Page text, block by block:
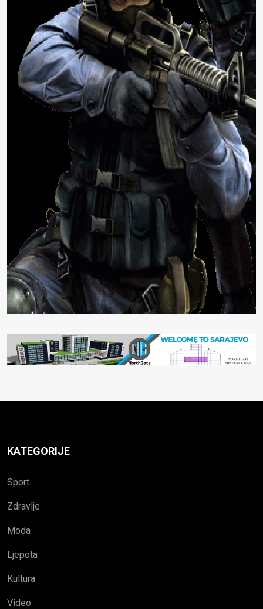
KATEGORIJE
Sport
Zdravlje
Moda
Ljepota
Kultura
Video